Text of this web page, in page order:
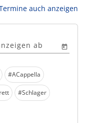
auch anzeigen
#ACappella
#Schlager
ab